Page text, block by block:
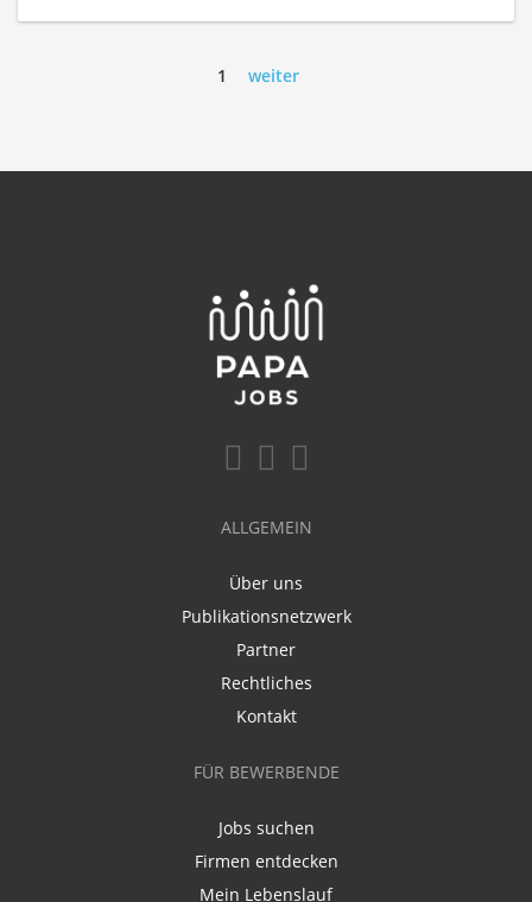
1 weiter
ALLGEMEIN
Über uns
Publikationsnetzwerk
Partner
Rechtliches
Kontakt
FÜR BEWERBENDE
Jobs suchen
Firmen entdecken
Mein Lebenslauf